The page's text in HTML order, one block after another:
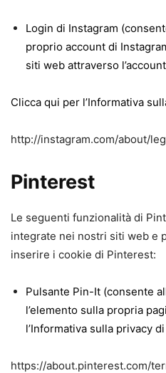
Login di Instagram
proprio account di
siti web attraverso
Clicca qui per l’Informativa
http://instagram.com/about/
Pinterest
Le seguenti funzionalità di
integrate nei nostri siti web e
inserire i cookie di Pinterest:
Pulsante Pin-It (consente
l’elemento sulla propria
l’Informativa sulla privacy
https://about.pinterest.com/